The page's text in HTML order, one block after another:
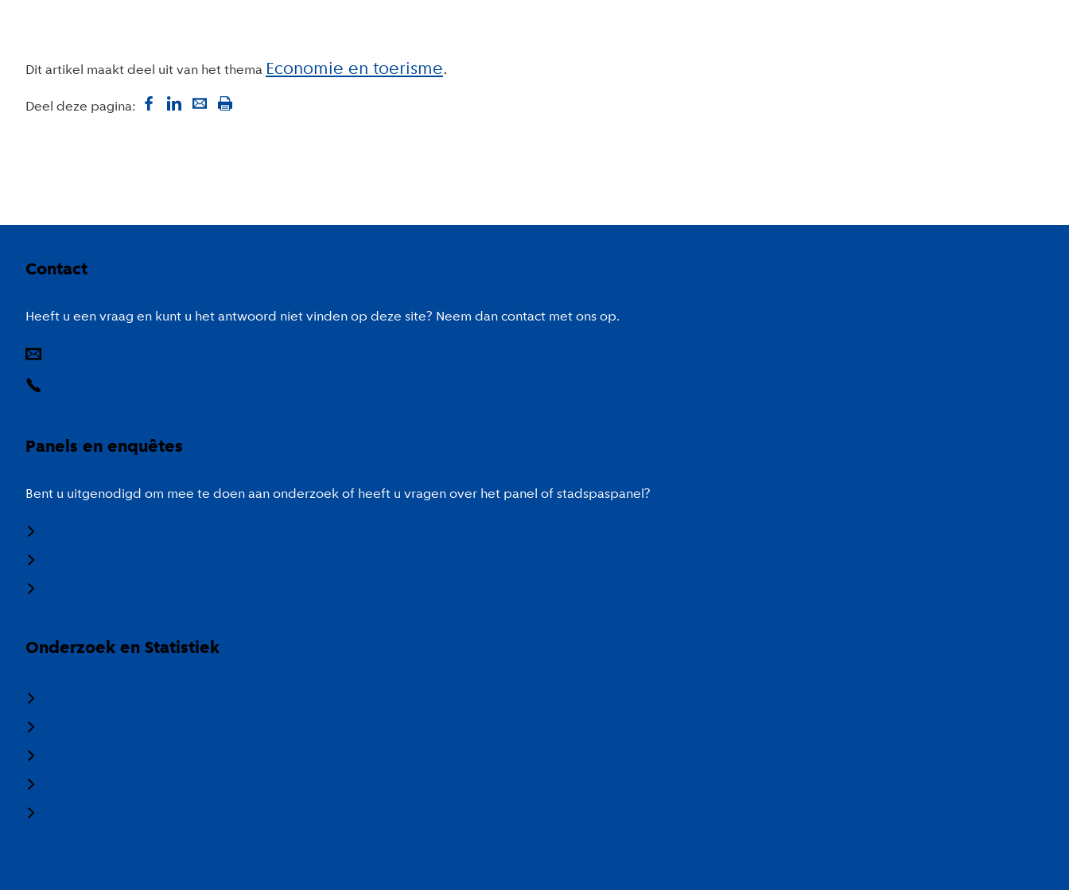
Dit artikel maakt deel uit van het thema Economie en toerisme
Deel deze pagina:
Contact
Heeft u een vraag en kunt u het antwoord niet vinden op deze site? Neem dan contact met ons op.
Panels en enquêtes
Bent u uitgenodigd om mee te doen aan onderzoek of heeft u vragen over het panel of stadspaspanel?
Onderzoek en Statistiek